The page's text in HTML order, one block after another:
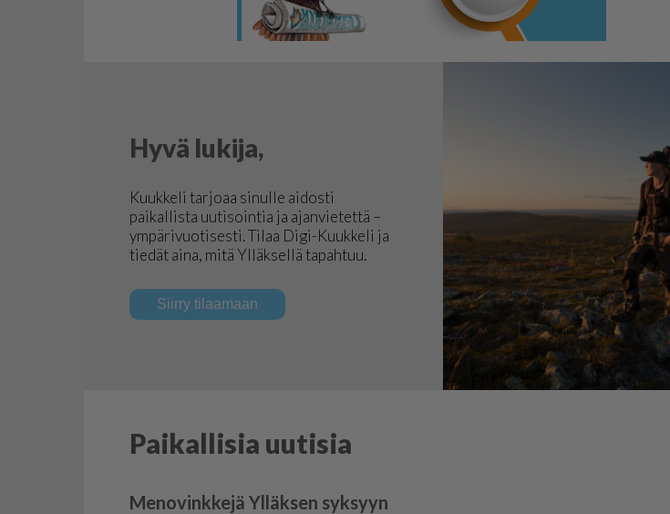
Hyvä lukija,
Kuukkeli tarjoaa sinulle aidosti
paikallista uutisointia ja ajanvietettä –
ympärivuotisesti. Tilaa Digi-Kuukkeli ja
tiedät aina, mitä Ylläksellä tapahtuu.
Siirry tilaamaan
Paikallisia uutisia
Menovinkkejä Ylläksen syksyyn